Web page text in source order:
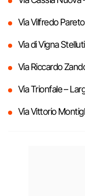
Via Vilfredo
Via di Vigna
Via Riccardo
Via Trionfale –
Via Vittorio